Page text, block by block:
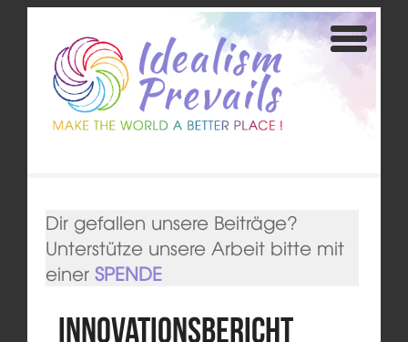
Dir gefallen unsere Beiträge?
Unterstütze unsere Arbeit bitte mit
einer SPENDE
Innovationsbericht